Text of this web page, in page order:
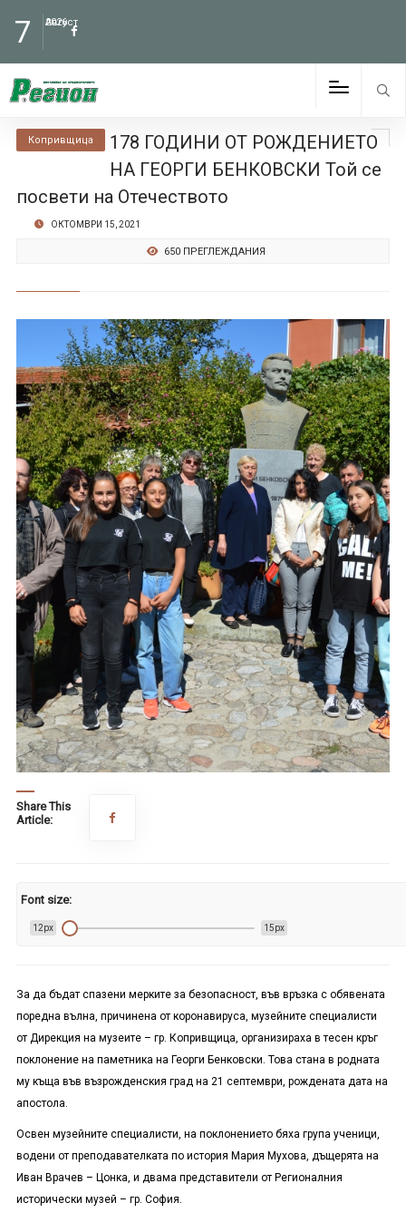
7 Август
2026
Копривщица
178 ГОДИНИ ОТ РОЖДЕНИЕТО
НА ГЕОРГИ БЕНКОВСКИ Той се
посвети на Отечеството
ОКТОМВРИ 15, 2021
650 ПРЕГЛЕЖДАНИЯ
Share This
Article:
Font size:
12px 15px
За да бъдат спазени мерките за безопасност, във връзка с обявената
поредна вълна, причинена от коронавируса, музейните специалисти
от Дирекция на музеите – гр. Копривщица, организираха в тесен кръг
поклонение на паметника на Георги Бенковски. Това стана в родната
му къща във възрожденския град на 21 септември, рождената дата на
апостола.
Освен музейните специалисти, на поклонението бяха група ученици,
водени от преподавателката по история Мария Мухова, дъщерята на
Иван Врачев – Цонка, и двама представители от Регионалния
исторически музей – гр. София.